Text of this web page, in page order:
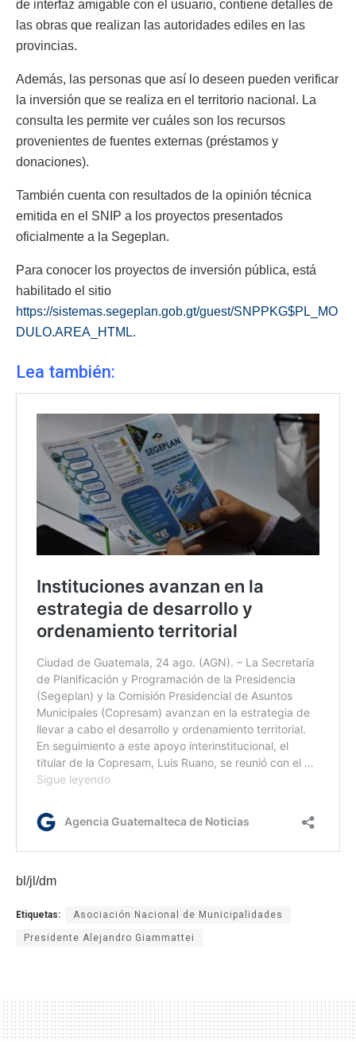
de interfaz amigable con el usuario, contiene detalles de
las obras que realizan las autoridades ediles en las
provincias.
Además, las personas que así lo deseen pueden verificar
la inversión que se realiza en el territorio nacional. La
consulta les permite ver cuáles son los recursos
provenientes de fuentes externas (préstamos y
donaciones).
También cuenta con resultados de la opinión técnica
emitida en el SNIP a los proyectos presentados
oficialmente a la Segeplan.
Para conocer los proyectos de inversión pública, está
habilitado el sitio
https://sistemas.segeplan.gob.gt/guest/SNPPKG$PL_MO
DULO.AREA_HTML.
Lea también:
bl/jl/dm
Etiquetas: Asociación Nacional de Municipalidades
Presidente Alejandro Giammattei